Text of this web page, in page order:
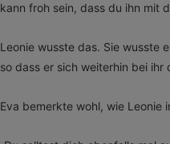
kann froh sein, dass du ihn mit
Leonie wusste das. Sie wusste
so dass er sich weiterhin bei ihr
Eva bemerkte wohl, wie